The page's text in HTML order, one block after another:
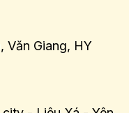
Văn Giang, HY